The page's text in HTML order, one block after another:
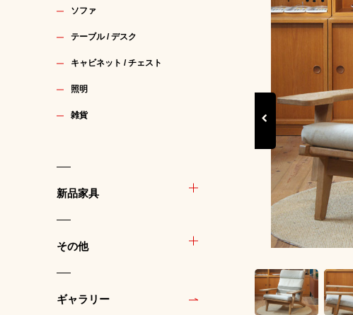
ソファ
テーブル / デスク
キャビネット / チェスト
照明
雑貨
新品家具
その他
ギャラリー
Previous